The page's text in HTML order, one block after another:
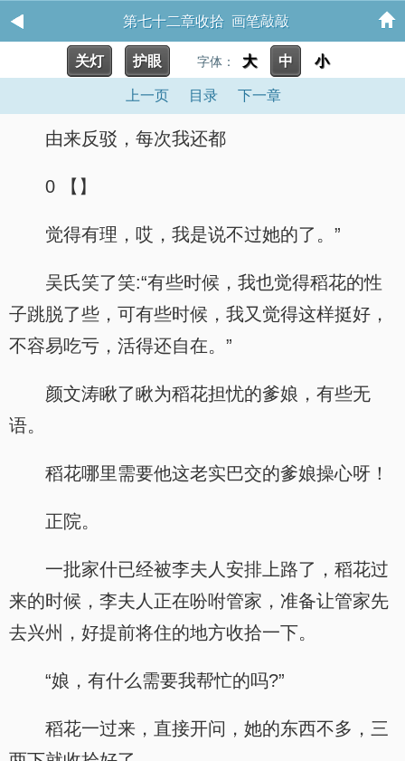
第七十二章收拾 画笔敲敲
关灯 护眼 字体： 大 中 小
上一页 目录 下一章
由来反驳，每次我还都
0 【】
觉得有理，哎，我是说不过她的了。”
吴氏笑了笑:“有些时候，我也觉得稻花的性
子跳脱了些，可有些时候，我又觉得这样挺好，
不容易吃亏，活得还自在。”
颜文涛瞅了瞅为稻花担忧的爹娘，有些无
语。
稻花哪里需要他这老实巴交的爹娘操心呀！
正院。
一批家什已经被李夫人安排上路了，稻花过
来的时候，李夫人正在吩咐管家，准备让管家先
去兴州，好提前将住的地方收拾一下。
“娘，有什么需要我帮忙的吗?”
稻花一过来，直接开问，她的东西不多，三